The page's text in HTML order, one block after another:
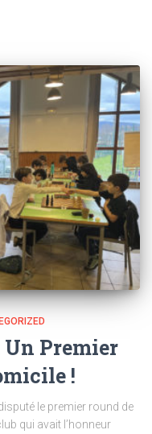
Un Premier
!
le premier round de
qui avait l’honneur